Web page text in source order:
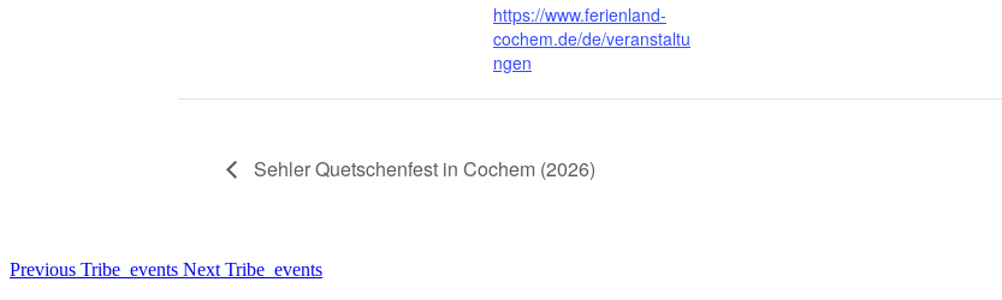
https://www.ferienland-
cochem.de/de/veranstaltu
ngen
Sehler Quetschenfest in Cochem (2026)
Previous Tribe_events Next Tribe_events